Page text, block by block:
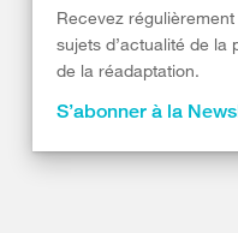
Recevez
sujets d’actualité de la
de la réadaptation.
S’abonner à la